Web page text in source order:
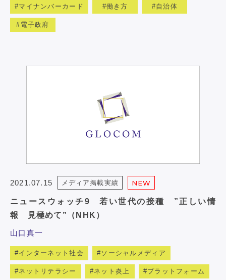
マイナンバーカード 働き方 自治体
電子政府
2021.07.15 メディア掲載実績 NEW
ニュースウォッチ9 若い世代の接種 ”正しい情
報 見極めて”（NHK）
山口真一
インターネット社会 ソーシャルメディア
ネットリテラシー ネット炎上 プラットフォーム